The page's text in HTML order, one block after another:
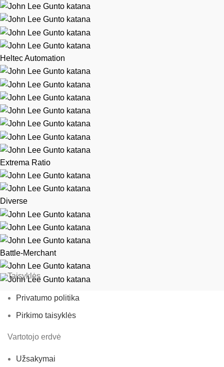
Heltec Automation
Extrema Ratio
Diverse
Battle-Merchant
Taisyklės
Privatumo politika
Pirkimo taisyklės
Vartotojo erdvė
Užsakymai